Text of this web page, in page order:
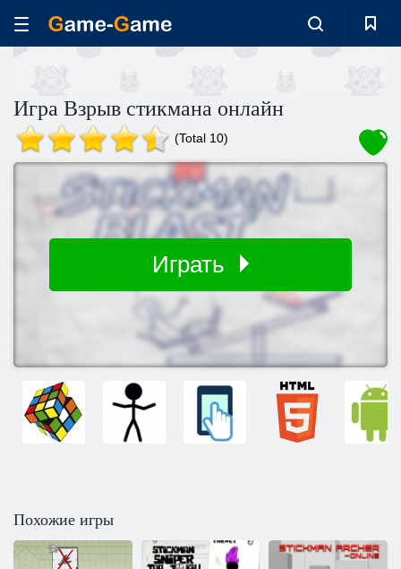
Игра Взрыв стикмана онлайн
(Total 10)
Играть
Похожие игры